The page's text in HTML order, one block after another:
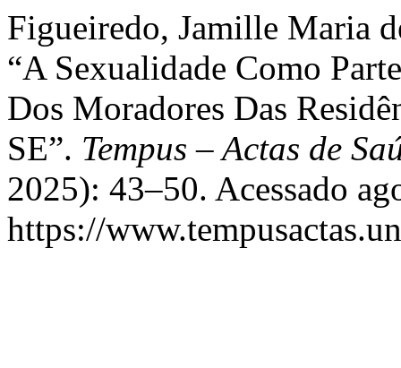
Figueiredo, Jamille Maria
“A Sexualidade Como
Dos Moradores Das
SE”. Tempus – Actas de
2025): 43–50. Acessado
https://